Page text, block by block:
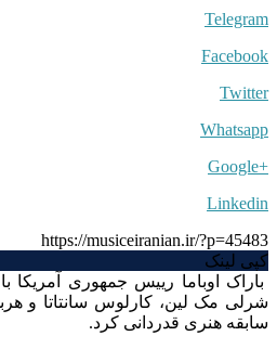
Telegram
Facebook
Twitter
Whatsapp
+Google
Linkedin
https://musiceiranian.ir/?p=45483
کپی لینک
باراک اوباما رییس جمهوری آمریکا
شرلی مک لین، کارلوس سانتاتا و
سابقه هنری قدردانی کرد.